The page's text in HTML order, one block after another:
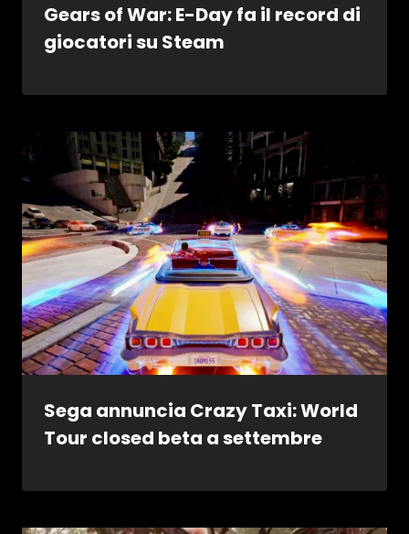
Gears of War: E-Day fa il record di
giocatori su Steam
Sega annuncia Crazy Taxi: World
Tour closed beta a settembre